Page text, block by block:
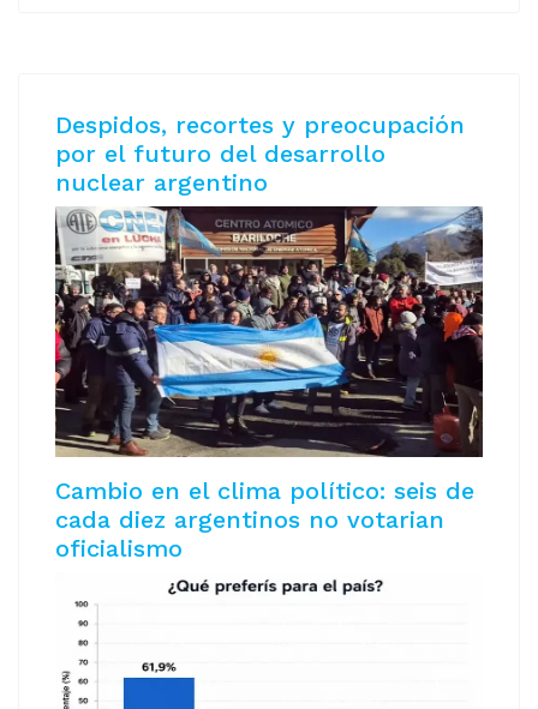
Despidos, recortes y preocupación
por el futuro del desarrollo
nuclear argentino
Cambio en el clima político: seis de
cada diez argentinos no votarian
oficialismo